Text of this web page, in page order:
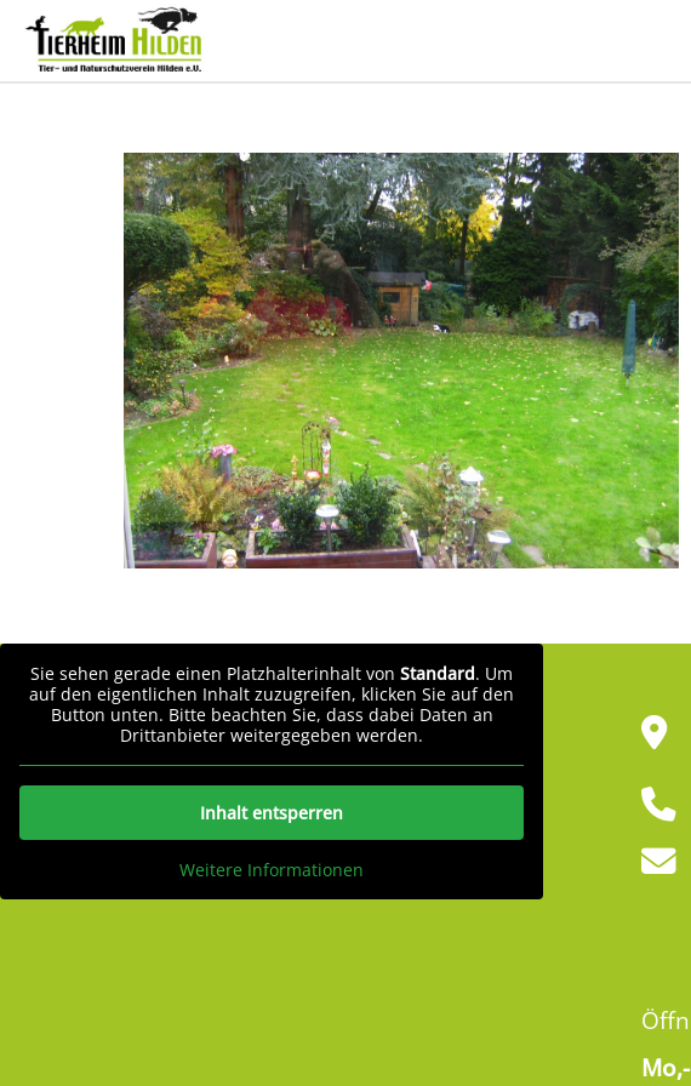
Sie sehen gerade einen Platzhalterinhalt von Standard. Um
auf den eigentlichen Inhalt zuzugreifen, klicken Sie auf den
Button unten. Bitte beachten Sie, dass dabei Daten an
Drittanbieter weitergegeben werden.
Inhalt entsperren
Weitere Informationen
Mo,-